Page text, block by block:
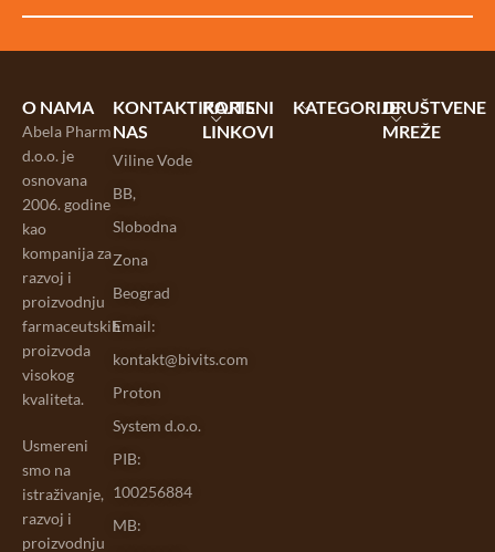
O NAMA
Abela Pharm
d.o.o. je
osnovana
2006. godine
kao
kompanija za
razvoj i
proizvodnju
farmaceutskih
proizvoda
visokog
kvaliteta.
Usmereni
smo na
istraživanje,
razvoj i
proizvodnju
KONTAKTIRAJTE
NAS
Viline Vode
BB,
Slobodna
Zona
Beograd
Email:
kontakt@bivits.com
Proton
System d.o.o.
PIB:
100256884
MB:
KORISNI
LINKOVI
KATEGORIJEDRUŠTVENE
MREŽE